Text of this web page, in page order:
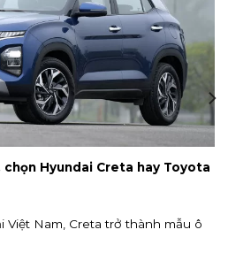
Hyundai Creta hay Toyota
Việt Nam, Creta trở thành mẫu ô